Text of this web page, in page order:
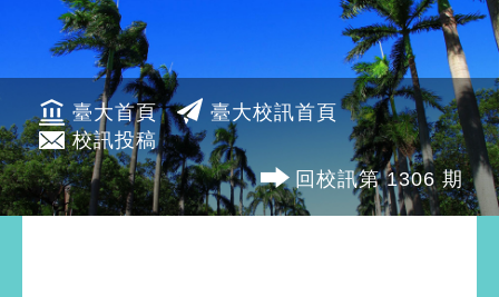
臺大首頁
臺大校訊首頁
校訊投稿
回校訊第 1306 期